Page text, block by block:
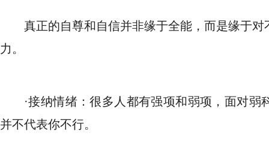
真正的自尊和自信并非缘于全能，而是缘于
力。
·接纳情绪：很多人都有强项和弱项，面对弱
并不代表你不行。